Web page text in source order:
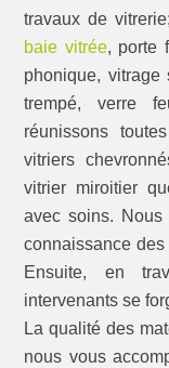
travaux de
baie vitrée, porte
phonique, vitrage
trempé, verre
réunissons
vitriers
vitrier miroitier
avec soins. Nous
connaissance
Ensuite, en
intervenants se
La qualité des
nous vous